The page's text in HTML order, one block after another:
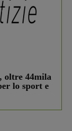
oltre 44mila
lo sport e